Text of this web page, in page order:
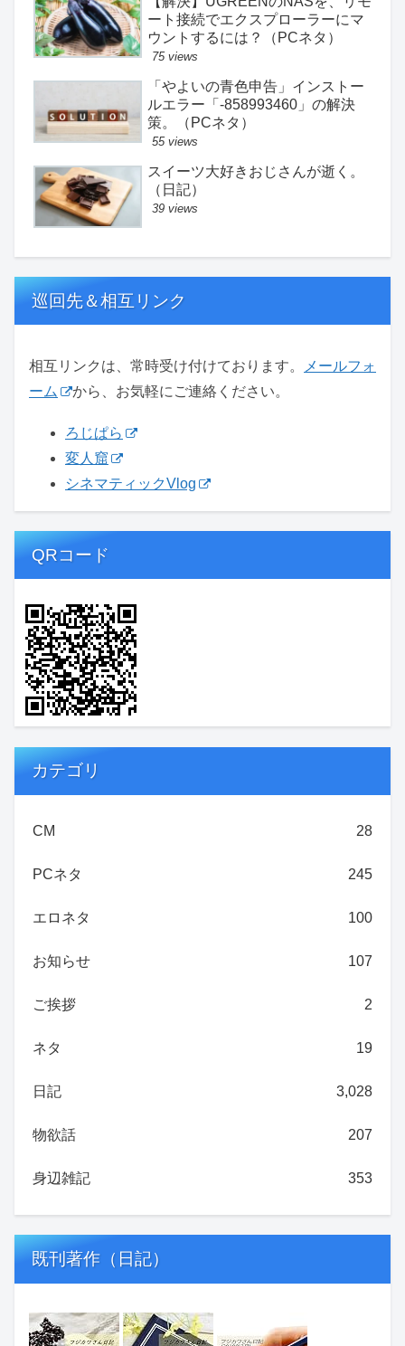
ート接続でエクスプローラーにマ
ウントするには？（PCネタ）
75 views
「やよいの青色申告」インストー
ルエラー「-858993460」の解決
策。（PCネタ）
55 views
スイーツ大好きおじさんが逝く。
（日記）
39 views
巡回先＆相互リンク
相互リンクは、常時受け付けております。
メールフォ
ーム
から、お気軽にご連絡ください。
ろじぱら
変人窟
シネマティックVlog
QRコード
カテゴリ
CM 28
PCネタ 245
エロネタ 100
お知らせ 107
ご挨拶 2
ネタ 19
日記 3,028
物欲話 207
身辺雑記 353
既刊著作（日記）